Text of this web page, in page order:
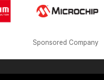
Sponsored Company